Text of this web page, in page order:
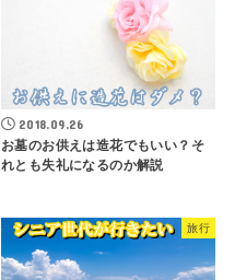
2018.09.26
お墓のお供えは造花でもいい？そ
れとも失礼になるのか解説
旅行